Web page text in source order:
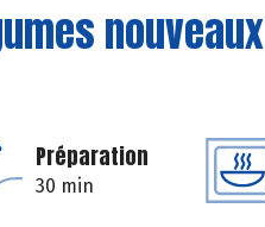
nouveaux
Préparation
30 min